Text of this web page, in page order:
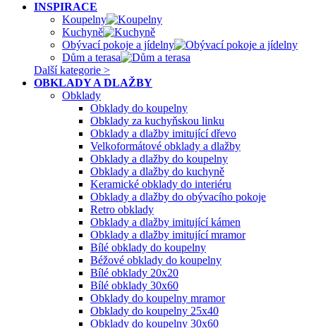
INSPIRACE
Koupelny
Kuchyně
Obývací pokoje a jídelny
Dům a terasa
Další kategorie >
OBKLADY A DLAŽBY
Obklady
Obklady do koupelny
Obklady za kuchyňskou linku
Obklady a dlažby imitující dřevo
Velkoformátové obklady a dlažby
Obklady a dlažby do koupelny
Obklady a dlažby do kuchyně
Keramické obklady do interiéru
Obklady a dlažby do obývacího pokoje
Retro obklady
Obklady a dlažby imitující kámen
Obklady a dlažby imitující mramor
Bílé obklady do koupelny
Béžové obklady do koupelny
Bílé obklady 20x20
Bílé obklady 30x60
Obklady do koupelny mramor
Obklady do koupelny 25x40
Obklady do koupelny 30x60